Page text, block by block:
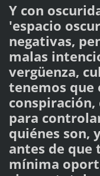
Y con
'espacio
negativas,
malas
vergüenza,
tenemos que
para
quiénes son,
antes de que
mínima